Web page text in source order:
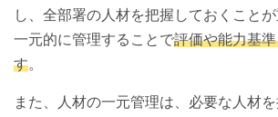
し、全部署の人材を把握しておくこと
一元的に管理することで評価や能力基
す。
また、人材の一元管理は、必要な人材